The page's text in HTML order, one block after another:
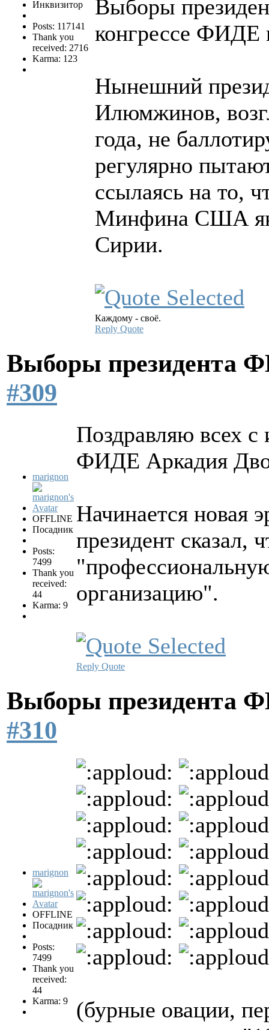
Инквизитор
Posts: 117141
Thank you
received: 2716
Karma: 123
Выборы
конгрессе ФИДЕ
Нынешний
Илюмжинов,
года, не
регулярно
ссылаясь на то,
Минфина США
Сирии.
Каждому - своё.
Reply Quote
Выборы президента
#309
marignon
OFFLINE
Посадник
Posts:
7499
Thank you
received:
44
Karma: 9
Поздравляю всех с
ФИДЕ Аркадия
Начинается новая
президент сказал,
организацию".
Reply Quote
Выборы президента
#310
marignon
OFFLINE
Посадник
Posts:
7499
Thank you
received:
44
Karma: 9
(бурные овации,